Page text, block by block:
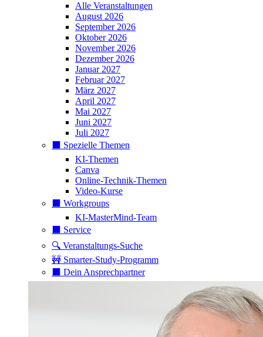
Alle Veranstaltungen
August 2026
September 2026
Oktober 2026
November 2026
Dezember 2026
Januar 2027
Februar 2027
März 2027
April 2027
Mai 2027
Juni 2027
Juli 2027
⬛️ Spezielle Themen
KI-Themen
Canva
Online-Technik-Themen
Video-Kurse
⬛️ Workgroups
KI-MasterMind-Team
⬛️ Service
🔍 Veranstaltungs-Suche
🚧 Smarter-Study-Programm
⬛️ Dein Ansprechpartner